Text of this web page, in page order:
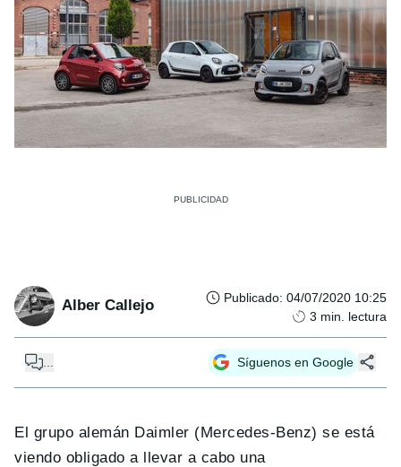
Alber Callejo Publicado: 04/07/2020 10:25
3 min. lectura
Síguenos en Google
El grupo alemán Daimler (Mercedes-Benz) se está
viendo obligado a llevar a cabo una